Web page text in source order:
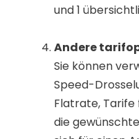
und 1
Andere
Sie können
Speed-
Flatrate, Tarife
die